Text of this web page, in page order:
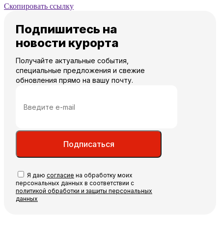
Скопировать ссылку
Подпишитесь на
новости курорта
Получайте актуальные события,
специальные предложения и свежие
обновления прямо на вашу почту.
Подписаться
Я даю согласие на обработку моих
персональных данных в соответствии с
политикой обработки и защиты персональных
данных